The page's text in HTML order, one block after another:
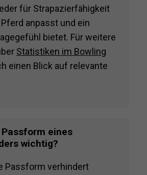
für Strapazierfähigkeit
anpasst und ein
bietet. Für weitere
Statistiken im Bowling
einen Blick auf relevante
eines
wichtig?
Passform verhindert